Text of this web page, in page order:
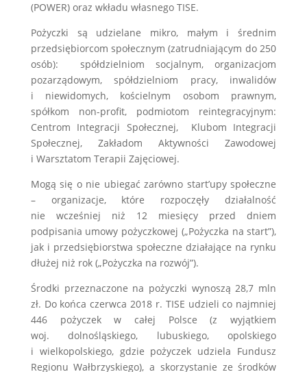
(POWER) oraz wkładu własnego TISE.
Pożyczki są udzielane mikro, małym i średnim
przedsiębiorcom społecznym (zatrudniającym do 250
osób): spółdzielniom socjalnym, organizacjom
pozarządowym, spółdzielniom pracy, inwalidów
i niewidomych, kościelnym osobom prawnym,
spółkom non-profit, podmiotom reintegracyjnym:
Centrom Integracji Społecznej, Klubom Integracji
Społecznej, Zakładom Aktywności Zawodowej
i Warsztatom Terapii Zajęciowej.
Mogą się o nie ubiegać zarówno start’upy społeczne
– organizacje, które rozpoczęły działalność
nie wcześniej niż 12 miesięcy przed dniem
podpisania umowy pożyczkowej („Pożyczka na start”),
jak i przedsiębiorstwa społeczne działające na rynku
dłużej niż rok („Pożyczka na rozwój”).
Środki przeznaczone na pożyczki wynoszą 28,7 mln
zł. Do końca czerwca 2018 r. TISE udzieli co najmniej
446 pożyczek w całej Polsce (z wyjątkiem
woj. dolnośląskiego, lubuskiego, opolskiego
i wielkopolskiego, gdzie pożyczek udziela Fundusz
Regionu Wałbrzyskiego), a skorzystanie ze środków